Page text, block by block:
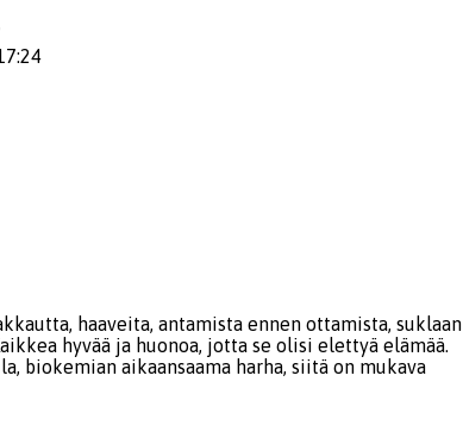
haaveita, antamista ennen ottamista, suklaan
hyvää ja huonoa, jotta se olisi elettyä elämää.
biokemian aikaansaama harha, siitä on mukava